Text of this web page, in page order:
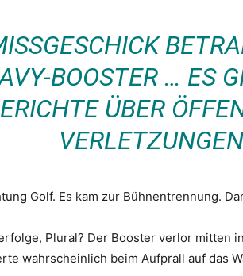
BOOSTER … ES
ÜBER
Golf. Es kam zur Bühnentrennung.
Plural? Der Booster verlor mitten
wahrscheinlich beim Aufprall auf das